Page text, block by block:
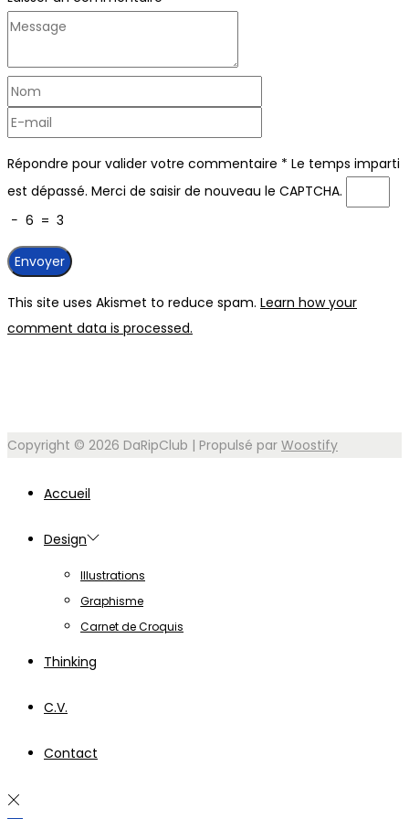
Répondre pour valider votre commentaire * Le temps imparti
est dépassé. Merci de saisir de nouveau le CAPTCHA.
− 6 = 3
This site uses Akismet to reduce spam. Learn how your
comment data is processed.
Copyright © 2026 DaRipClub | Propulsé par Woostify
Accueil
Design
Illustrations
Graphisme
Carnet de Croquis
Thinking
C.V.
Contact